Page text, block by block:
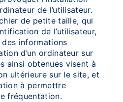
de l’utilisateur.
de petite taille, qui
de l’utilisateur,
informations
d’un ordinateur sur
ainsi obtenues visent à
ultérieure sur le site, et
à permettre
fréquentation.